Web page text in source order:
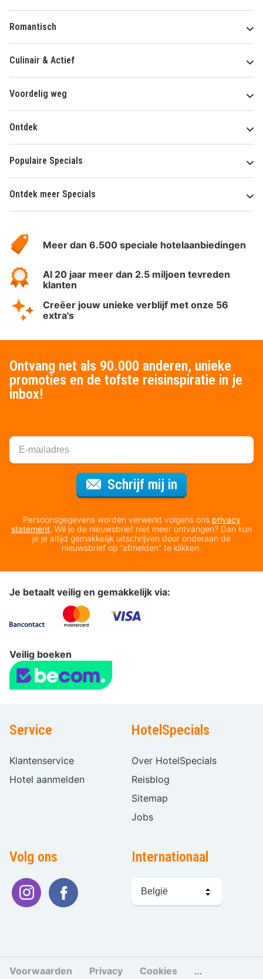
Romantisch
Culinair & Actief
Voordelig weg
Ontdek
Populaire Specials
Ontdek meer Specials
HotelSpecials
Meer dan 6.500 speciale hotelaanbiedingen
Al 20 jaar meer dan 2.5 miljoen tevreden
klanten
Creëer jouw unieke verblijf met onze 56
extra's
Ontvang net als 90.000 anderen, unieke
promoties en de tofste reisinspiratie in je
inbox!
Schrijf mij in
Persoonsgegevens worden verwerkt volgens ons privacy
statement. Wil je de nieuwsbrief niet meer ontvangen? Dan kun
je je altijd gemakkelijk uitschrijven door onderaan de
nieuwsbrief op “afmelden” te klikken.
Je betaalt veilig en gemakkelijk via:
Veilig boeken
Service
Klantenservice
Hotel aanmelden
HotelSpecials
Over HotelSpecials
Reisblog
Sitemap
Jobs
Volg ons Internationaal
kiezen
Voorwaarden Privacy Cookies Cookies